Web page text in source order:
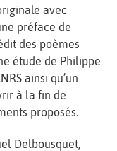
avec
préface de
des poèmes
étude de Philippe
ainsi qu’un
à la fin de
proposés.
Delbousquet,